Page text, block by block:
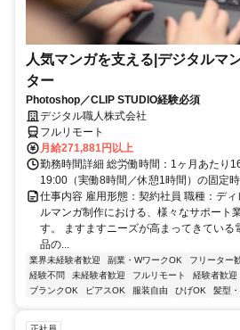
人気マンガを支える|デジタルマ
ター
Photoshop／CLIP STUDIO経験必須
デジタル職人株式会社
フルリモート
月給271,881円以上
勤務時間詳細 総労働時間：1ヶ月あたり
19:00（実働8時間／休憩1時間）の固定
仕事内容 雇用形態：契約社員 職種：デ
ルマンガ制作における、様々なサポート
す。 ますますニーズが高まってきている
品の...
業界未経験者歓迎 副業・WワークOK フリーター
経験不問
未経験者歓迎 フルリモート 経験者歓迎
ブランクOK
ピアスOK 服装自由 ひげOK 髪型